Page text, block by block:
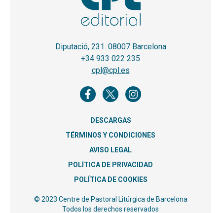
Diputació, 231. 08007 Barcelona
+34 933 022 235
cpl@cpl.es
DESCARGAS
TÉRMINOS Y CONDICIONES
AVISO LEGAL
POLÍTICA DE PRIVACIDAD
POLÍTICA DE COOKIES
© 2023 Centre de Pastoral Litúrgica de Barcelona
Todos los derechos reservados